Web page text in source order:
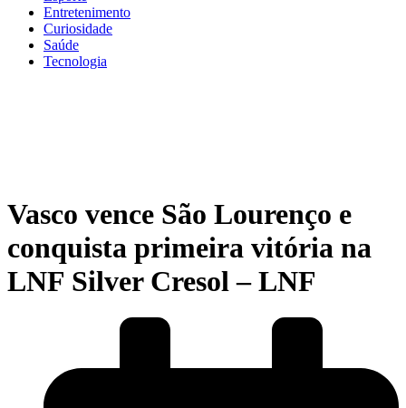
Entretenimento
Curiosidade
Saúde
Tecnologia
Vasco vence São Lourenço e
conquista primeira vitória na
LNF Silver Cresol – LNF